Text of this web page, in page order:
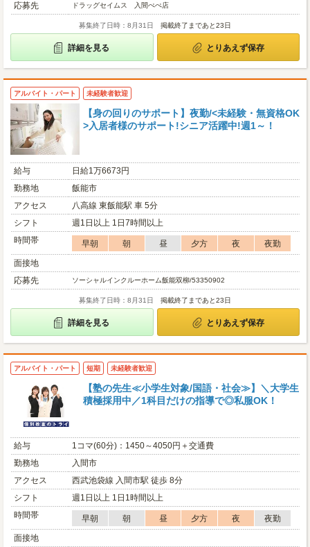
応募先 ドラッグセイムス 入間ぺぺ店
募集終了日時：8月31日 掲載終了まであと23日
詳細を見る とりあえず保存
アルバイト・パート 未経験者歓迎
【身の回りのサポート】夜勤/<未経験・無資格OK
>入居者様のサポート!シニア活躍中!週1～！
給与
日給1万6673円
勤務地
飯能市
アクセス
八高線 東飯能駅 車 5分
シフト
週1日以上 1日7時間以上
時間帯
早朝 朝 昼 夕方 夜
夜勤
面接地
応募先
ソーシャルインクルーホーム飯能双柳/53350902
募集終了日時：8月31日 掲載終了まであと23日
詳細を見る とりあえず保存
アルバイト・パート 短期 未経験者歓迎
【塾の先生≪小学生対象/国語・社会≫】＼大学生
積極採用中／1科目だけの指導で◎私服OK！
給与
1コマ(60分)：1450～4050円＋交通費
勤務地
入間市
アクセス
西武池袋線 入間市駅 徒歩 8分
シフト
週1日以上 1日1時間以上
時間帯
早朝 朝 昼 夕方 夜
夜勤
面接地